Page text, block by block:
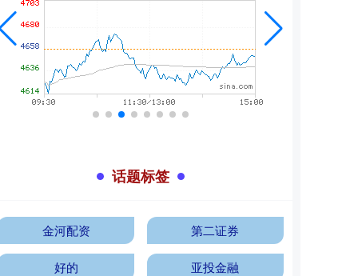
话题标签
金河配资 第二证券
好的 亚投金融